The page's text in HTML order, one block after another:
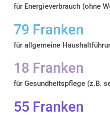
für Energieverbrauch (ohne
79 Franken
für allgemeine
18 Franken
für Gesundheitspflege (z.B.
55 Franken